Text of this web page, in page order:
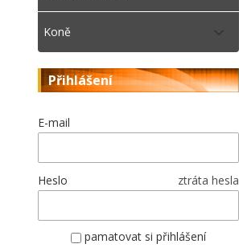
Koně
Přihlášení
E-mail
Heslo ztráta hesla
pamatovat si přihlášení